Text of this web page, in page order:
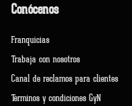
Conócenos
Franquicias
Trabaja con nosotros
Canal de reclamos para clientes
Terminos y condiciones GyN